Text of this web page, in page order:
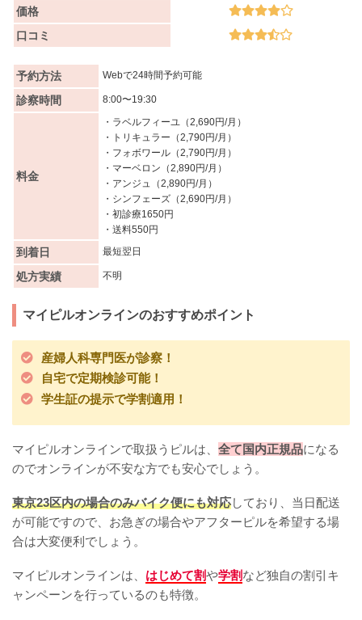
価格
口コミ
予約方法 Webで24時間予約可能
診察時間 8:00〜19:30
料金
・ラベルフィーユ（2,690円/月）
・トリキュラー（2,790円/月）
・フォボワール（2,790円/月）
・マーベロン（2,890円/月）
・アンジュ（2,890円/月）
・シンフェーズ（2,690円/月）
・初診療1650円
・送料550円
到着日 最短翌日
処方実績 不明
マイピルオンラインのおすすめポイント
産婦人科専門医が診察！
自宅で定期検診可能！
学生証の提示で学割適用！
マイピルオンラインで取扱うピルは、 全て国内正規品になる
のでオンラインが不安な方でも安心でしょう。
東京23区内の場合のみバイク便にも対応しており、当日配送
が可能ですので、お急ぎの場合やアフターピルを希望する場
合は大変便利でしょう。
マイピルオンラインは、 はじめて割や学割など独自の割引キ
ャンペーンを行っているのも特徴。